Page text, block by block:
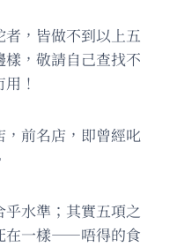
，皆做不到以上五
，敬請自己查找不
！
，前名店，即曾經叱
水準；其實五項之
在一樣——唔得的食